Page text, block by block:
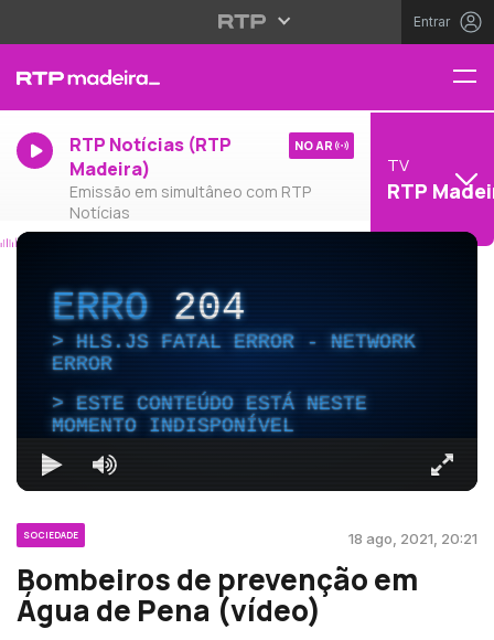
Entrar
RTP Notícias (RTP
Madeira)
Emissão em simultâneo com RTP
Notícias
NO AR
TV
RTP
ERRO204
HLS.JS FATAL ERROR - NETWORK
ERROR
ESTE CONTEÚDO ESTÁ NESTE
MOMENTO INDISPONÍVEL
SOCIEDADE 18 ago, 2021, 20:21
Bombeiros de prevenção em
Água de Pena (vídeo)